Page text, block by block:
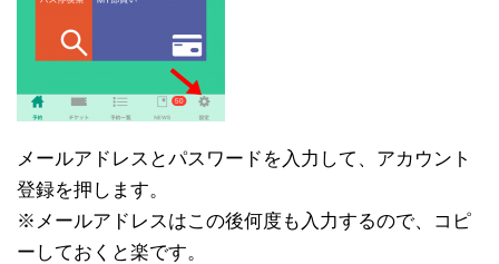
メールアドレスとパスワードを入力して、アカウント
登録を押します。
※メールアドレスはこの後何度も入力するので、コピ
ーしておくと楽です。